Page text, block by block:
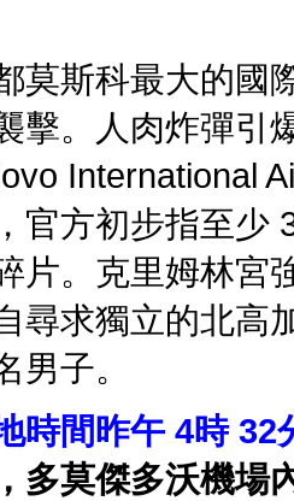
莫斯科最大的國
擊。人肉炸彈引
International
官方初步指至少
片。克里姆林宮
尋求獨立的北高
男子。
時間昨午 4時 32
多莫傑多沃機場